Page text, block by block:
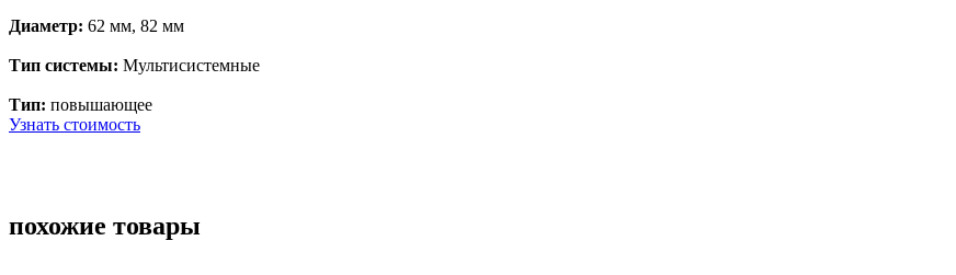
Диаметр: 62 мм, 82 мм
Тип системы: Мультисистемные
Тип: повышающее
Узнать стоимость
похожие товары